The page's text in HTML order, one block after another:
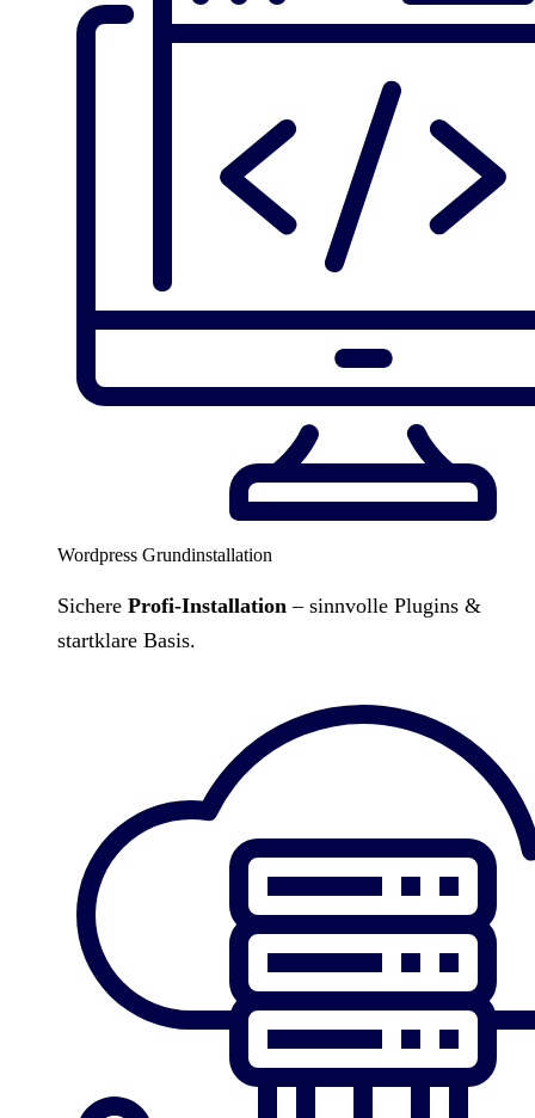
Wordpress Grundinstallation
Sichere Profi-Installation – sinnvolle Plugins &
startklare Basis.